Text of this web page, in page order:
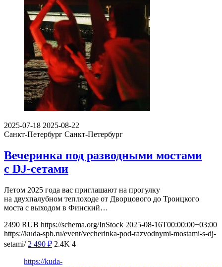
2025-07-18 2025-08-22
Санкт-Петербург Санкт-Петербург
Вечеринка под разводными мостами
с DJ-сетами
Летом 2025 года вас приглашают на прогулку
на двухпалубном теплоходе от Дворцового до Троицкого
моста с выходом в Финский…
2490 RUB https://schema.org/InStock 2025-08-16T00:00:00+03:00
https://kuda-spb.ru/event/vecherinka-pod-razvodnymi-mostami-s-dj-
setami/ 2 490 ₽ 2.4K 4
https://kuda-